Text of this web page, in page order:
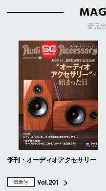
音元
季刊・オーディオアクセサリー
最新号
Vol.201